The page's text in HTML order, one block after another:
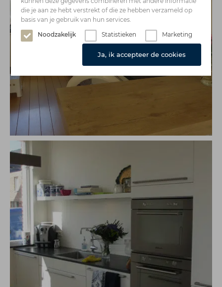
die je aan ze hebt verstrekt of die ze hebben verzameld op
basis van je gebruik van hun services.
Noodzakelijk Statistieken Marketing
Ja, ik accepteer de cookies